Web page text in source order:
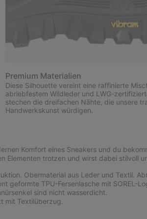
Premium Materialien
Diese Silhouette vereint eine raffinierte
abriebfestem Wildleder und LWG-
stechen die dreifachen Nähte, die unsere
Handwerkskunst würdigen.
Komfort eines Sneakers und du
Elementen trotzen und wirst dabei stilvoll
Obermaterial aus Leder und Textil.
geformte TPU-Fersenlasche mit SOREL-
sind nicht wasserdicht.
mit Textilüberzug.